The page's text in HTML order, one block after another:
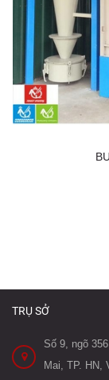
TRỤ SỞ
Số 9, ngõ
Mai, TP. HN,